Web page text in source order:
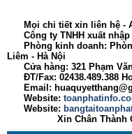
Mọi chi tiết xin liên hệ -
Công ty TNHH xuất nhập
Phòng kinh doanh:
Liêm - Hà Nội
Cửa hàng: 321 Phạm
ĐT/Fax: 02438.489.388
Email:
Website:
Website:
Xin Chân Thành